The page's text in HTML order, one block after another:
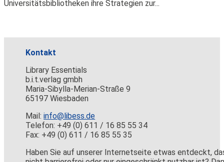
Universitätsbibliotheken ihre Strategien zur...
Kontakt
Library Essentials
b.i.t.verlag gmbh
Maria-Sibylla-Merian-Straße 9
65197 Wiesbaden
Mail:info@libess.de
Telefon: +49 (0) 611 / 16 85 55 34
Fax: +49 (0) 611 / 16 85 55 35
Haben Sie auf unserer Internetseite etwas entdeckt,